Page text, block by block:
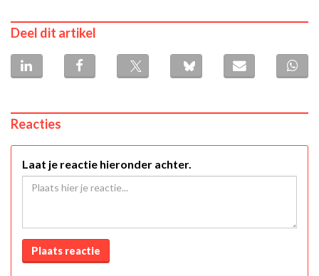
Deel dit artikel
Reacties
Laat je reactie hieronder achter.
Plaats reactie